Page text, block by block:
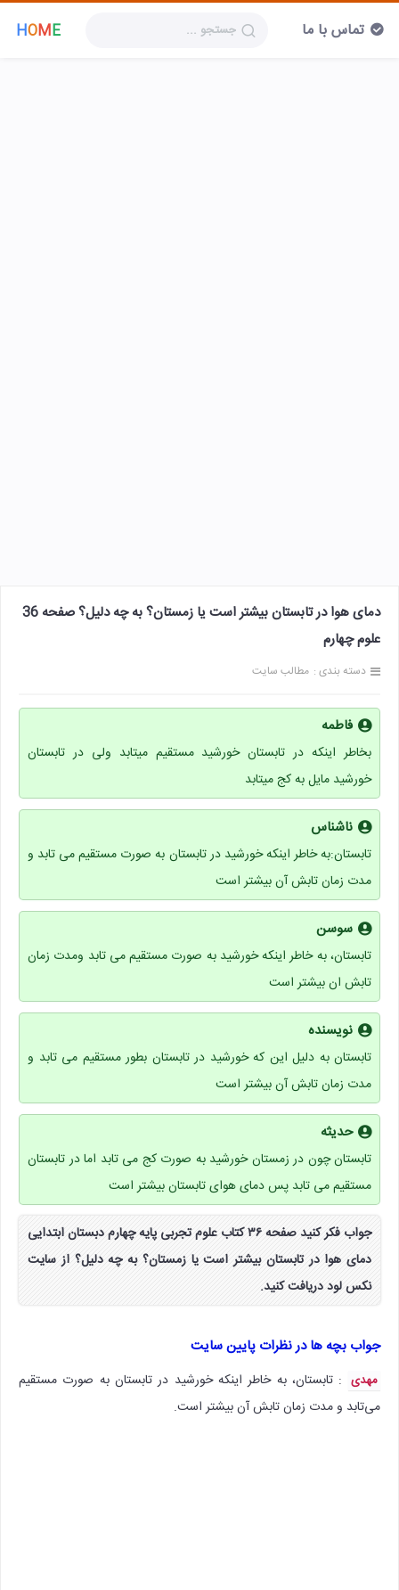
HOME تماس با ما
دمای هوا در تابستان بیشتر است یا زمستان؟ به چه دلیل؟ صفحه 36
علوم چهارم
دسته بندی : مطالب سایت
فاطمه
بخاطر اینکه در تابستان خورشید مستقیم میتابد ولی در تابستان
خورشید مایل به کج میتابد
ناشناس
تابستان:به خاطر اینکه خورشید در تابستان به صورت مستقیم می تابد و
مدت زمان تابش آن بیشتر است
سوسن
تابستان، به خاطر اینکه خورشید به صورت مستقیم می تابد ومدت زمان
تابش ان بیشتر است
نویسنده
تابستان به دلیل این که خورشید در تابستان بطور مستقیم می تابد و
مدت زمان تابش آن بیشتر است
حدیثه
تابستان چون در زمستان خورشید به صورت کج می تابد اما در تابستان
مستقیم می تابد پس دمای هوای تابستان بیشتر است
جواب فکر کنید صفحه ۳۶ کتاب علوم تجربی پایه چهارم دبستان ابتدایی
دمای هوا در تابستان بیشتر است یا زمستان؟ به چه دلیل؟ از سایت
نکس لود دریافت کنید.
جواب بچه ها در نظرات پایین سایت
مهدی : تابستان، به خاطر اینکه خورشید در تابستان به صورت مستقیم
می‌تابد و مدت زمان تابش آن بیشتر است.